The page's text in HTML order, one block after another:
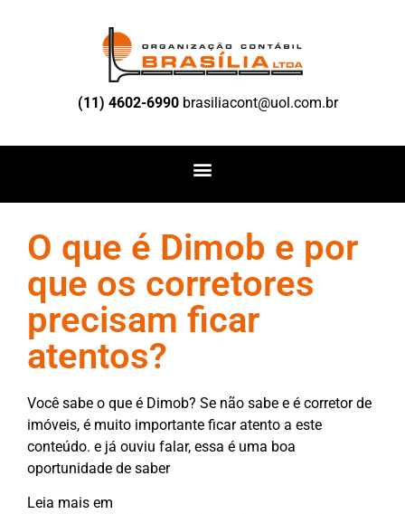
(11) 4602-6990 brasiliacont@uol.com.br
O que é Dimob e por
que os corretores
precisam ficar
atentos?
Você sabe o que é Dimob? Se não sabe e é corretor de
imóveis, é muito importante ficar atento a este
conteúdo. e já ouviu falar, essa é uma boa
oportunidade de saber
Leia mais em